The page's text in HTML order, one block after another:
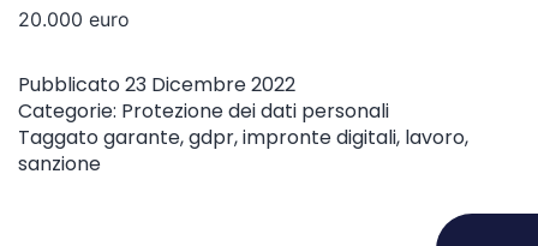
20.000 euro
Pubblicato23 Dicembre 2022
Categorie: Protezione dei dati personali
Taggatogarante,gdpr,impronte digitali, lavoro,
sanzione